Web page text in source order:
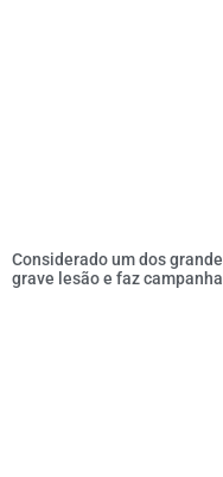
Considerado um dos
grave lesão e faz